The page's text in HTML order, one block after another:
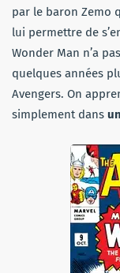
par le baron Zemo
lui permettre de
Wonder Man n’a
quelques années
Avengers. On
simplement dans